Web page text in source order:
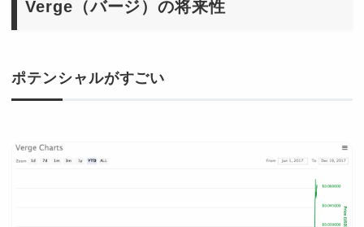
Verge（バージ）の将来性
ポテンシャルがすごい